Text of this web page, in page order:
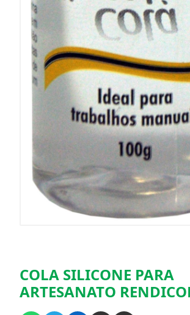
COLA SILICONE PARA
ARTESANATO